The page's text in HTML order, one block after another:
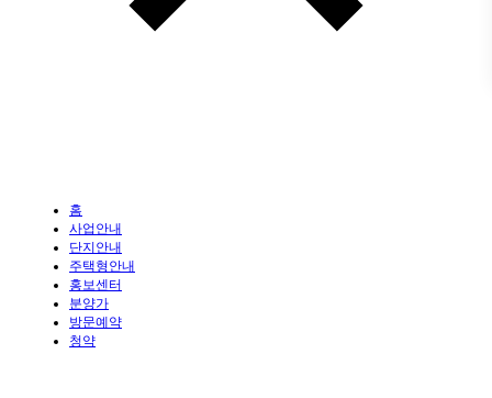
홈
사업안내
단지안내
주택형안내
홍보센터
분양가
방문예약
청약